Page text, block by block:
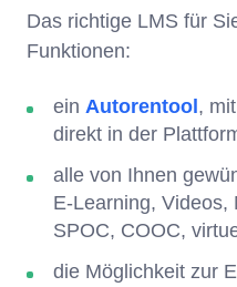
Das richtige LMS für
Funktionen:
ein Autorentool ,
direkt in der
alle von Ihnen
E-Learning, Videos,
SPOC, COOC,
die Möglichkeit zur